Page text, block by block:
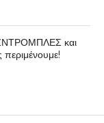
ΖΝΤΡΟΜΠΛΕΣ και